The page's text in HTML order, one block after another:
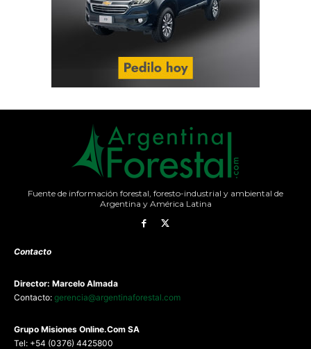
Fuente de información forestal, foresto-industrial y ambiental de
Argentina y América Latina
Contacto
Director: Marcelo Almada
Contacto: gerencia@argentinaforestal.com
Grupo Misiones Online.Com SA
Tel: +54 (0376) 4425800